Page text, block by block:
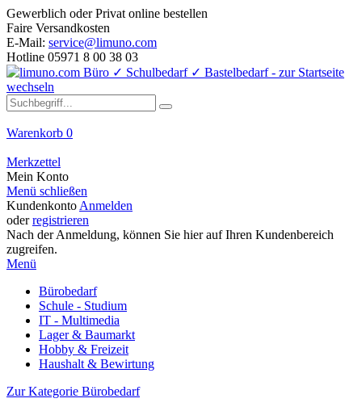
Gewerblich oder Privat online bestellen
Faire Versandkosten
E-Mail: service@limuno.com
Hotline 05971 8 00 38 03
Warenkorb 0
Merkzettel
Mein Konto
Menü schließen
Kundenkonto Anmelden
oderregistrieren
Nach der Anmeldung, können Sie hier auf Ihren Kundenbereich
zugreifen.
Menü
Bürobedarf
Schule - Studium
IT - Multimedia
Lager & Baumarkt
Hobby & Freizeit
Haushalt & Bewirtung
Zur Kategorie Bürobedarf